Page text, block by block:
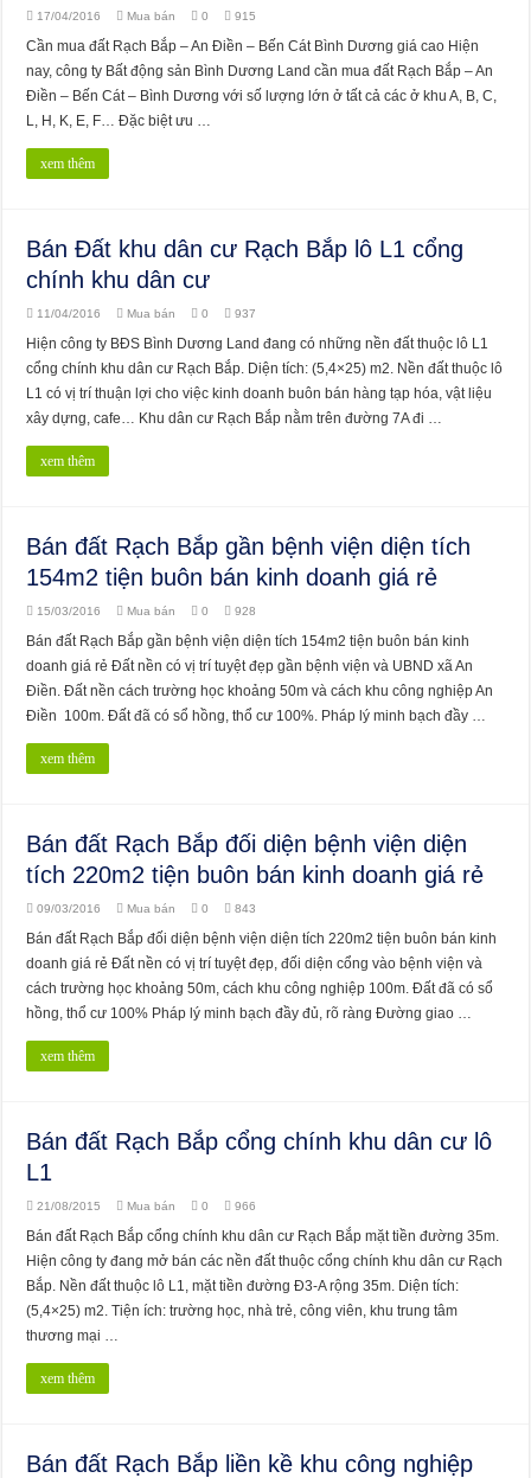
17/04/2016 Mua bán 0 915
Cần mua đất Rạch Bắp – An Điền – Bến Cát Bình Dương giá cao Hiện
nay, công ty Bất động sản Bình Dương Land cần mua đất Rạch Bắp – An
Điền – Bến Cát – Bình Dương với số lượng lớn ở tất cả các ở khu A, B, C,
L, H, K, E, F… Đặc biệt ưu …
xem thêm
Bán Đất khu dân cư Rạch Bắp lô L1 cổng
chính khu dân cư
11/04/2016 Mua bán 0 937
Hiện công ty BĐS Bình Dương Land đang có những nền đất thuộc lô L1
cổng chính khu dân cư Rạch Bắp. Diện tích: (5,4×25) m2. Nền đất thuộc lô
L1 có vị trí thuận lợi cho việc kinh doanh buôn bán hàng tạp hóa, vật liệu
xây dựng, cafe… Khu dân cư Rạch Bắp nằm trên đường 7A đi …
xem thêm
Bán đất Rạch Bắp gần bệnh viện diện tích
154m2 tiện buôn bán kinh doanh giá rẻ
15/03/2016 Mua bán 0 928
Bán đất Rạch Bắp gần bệnh viện diện tích 154m2 tiện buôn bán kinh
doanh giá rẻ Đất nền có vị trí tuyệt đẹp gần bệnh viện và UBND xã An
Điền. Đất nền cách trường học khoảng 50m và cách khu công nghiệp An
Điền 100m. Đất đã có sổ hồng, thổ cư 100%. Pháp lý minh bạch đầy …
xem thêm
Bán đất Rạch Bắp đối diện bệnh viện diện
tích 220m2 tiện buôn bán kinh doanh giá rẻ
09/03/2016 Mua bán 0 843
Bán đất Rạch Bắp đối diện bệnh viện diện tích 220m2 tiện buôn bán kinh
doanh giá rẻ Đất nền có vị trí tuyệt đẹp, đối diện cổng vào bệnh viện và
cách trường học khoảng 50m, cách khu công nghiệp 100m. Đất đã có sổ
hồng, thổ cư 100% Pháp lý minh bạch đầy đủ, rõ ràng Đường giao …
xem thêm
Bán đất Rạch Bắp cổng chính khu dân cư lô
L1
21/08/2015 Mua bán 0 966
Bán đất Rạch Bắp cổng chính khu dân cư Rạch Bắp mặt tiền đường 35m.
Hiện công ty đang mở bán các nền đất thuộc cổng chính khu dân cư Rạch
Bắp. Nền đất thuộc lô L1, mặt tiền đường Đ3-A rộng 35m. Diện tích:
(5,4×25) m2. Tiện ích: trường học, nhà trẻ, công viên, khu trung tâm
thương mại …
xem thêm
Bán đất Rạch Bắp liền kề khu công nghiệp